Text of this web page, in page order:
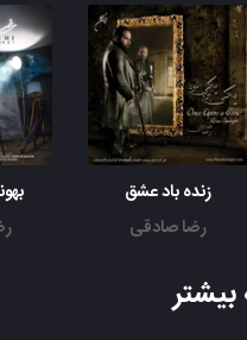
زنده باد عشق
رضا صادقی